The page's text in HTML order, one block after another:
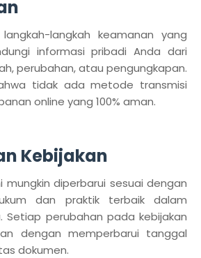
langkah keamanan yang
informasi pribadi Anda dari
perubahan, atau pengungkapan.
tidak ada metode transmisi
online yang 100% aman.
Kebijakan
mungkin diperbarui sesuai dengan
dan praktik terbaik dalam
Setiap perubahan pada kebijakan
dengan memperbarui tanggal
dokumen.